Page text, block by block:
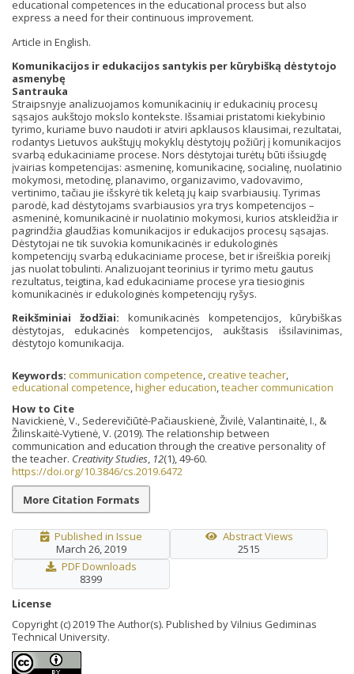
educational competences in the educational process but also
express a need for their continuous improvement.
Article in English.
Komunikacijos ir edukacijos santykis per kūrybišką dėstytojo
asmenybę
Santrauka
Straipsnyje analizuojamos komunikacinių ir edukacinių procesų
sąsajos aukštojo mokslo kontekste. Išsamiai pristatomi kiekybinio
tyrimo, kuriame buvo naudoti ir atviri apklausos klausimai, rezultatai,
rodantys Lietuvos aukštųjų mokyklų dėstytojų požiūrį į komunikacijos
svarbą edukaciniame procese. Nors dėstytojai turėtų būti išsiugdę
įvairias kompetencijas: asmeninę, komunikacinę, socialinę, nuolatinio
mokymosi, metodinę, planavimo, organizavimo, vadovavimo,
vertinimo, tačiau jie išskyrė tik keletą jų kaip svarbiausių. Tyrimas
parodė, kad dėstytojams svarbiausios yra trys kompetencijos –
asmeninė, komunikacinė ir nuolatinio mokymosi, kurios atskleidžia ir
pagrindžia glaudžias komunikacijos ir edukacijos procesų sąsajas.
Dėstytojai ne tik suvokia komunikacinės ir edukologinės
kompetencijų svarbą edukaciniame procese, bet ir išreiškia poreikį
jas nuolat tobulinti. Analizuojant teorinius ir tyrimo metu gautus
rezultatus, teigtina, kad edukaciniame procese yra tiesioginis
komunikacinės ir edukologinės kompetencijų ryšys.
Reikšminiai žodžiai: komunikacinės kompetencijos, kūrybiškas
dėstytojas, edukacinės kompetencijos, aukštasis išsilavinimas,
dėstytojo komunikacija.
Keywords: communication competence,creative teacher,
educational competence,higher education,teacher communication
How to Cite
Navickienė, V., Sederevičiūtė-Pačiauskienė, Živilė, Valantinaitė, I., &
Žilinskaitė-Vytienė, V. (2019). The relationship between
communication and education through the creative personality of
the teacher. Creativity Studies, 12(1), 49-60.
https://doi.org/10.3846/cs.2019.6472
More Citation Formats
Published in Issue
March 26, 2019
Abstract Views
2515
PDF Downloads
8399
License
Copyright (c) 2019 The Author(s). Published by Vilnius Gediminas
Technical University.